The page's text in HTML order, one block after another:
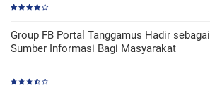
Group FB Portal Tanggamus Hadir sebagai
Sumber Informasi Bagi Masyarakat